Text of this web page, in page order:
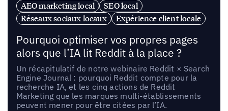
AEO marketing local
SEO local
Réseaux sociaux locaux
Expérience client locale
Pourquoi optimiser vos propres pages
alors que l’IA lit Reddit à la place ?
Un récapitulatif de notre webinaire Reddit × Search
Engine Journal : pourquoi Reddit compte pour la
recherche IA, et les cinq actions de Reddit
Marketing que les marques multi-établissements
peuvent mener pour être citées par l’IA.